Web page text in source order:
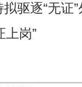
驱逐“无证
上岗”